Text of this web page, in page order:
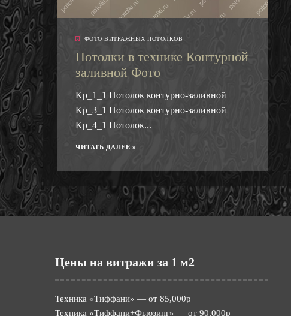
ФОТО ВИТРАЖНЫХ ПОТОЛКОВ
Потолки в технике Контурной
заливной Фото
Kp_1_1 Потолок контурно-заливной
Kp_3_1 Потолок контурно-заливной
Kp_4_1 Потолок...
ЧИТАТЬ ДАЛЕЕ »
Цены на витражи за 1 м2
Техника «Тиффани» — от 85,000р
Техника «Тиффани+Фьюзинг» — от 90,000р